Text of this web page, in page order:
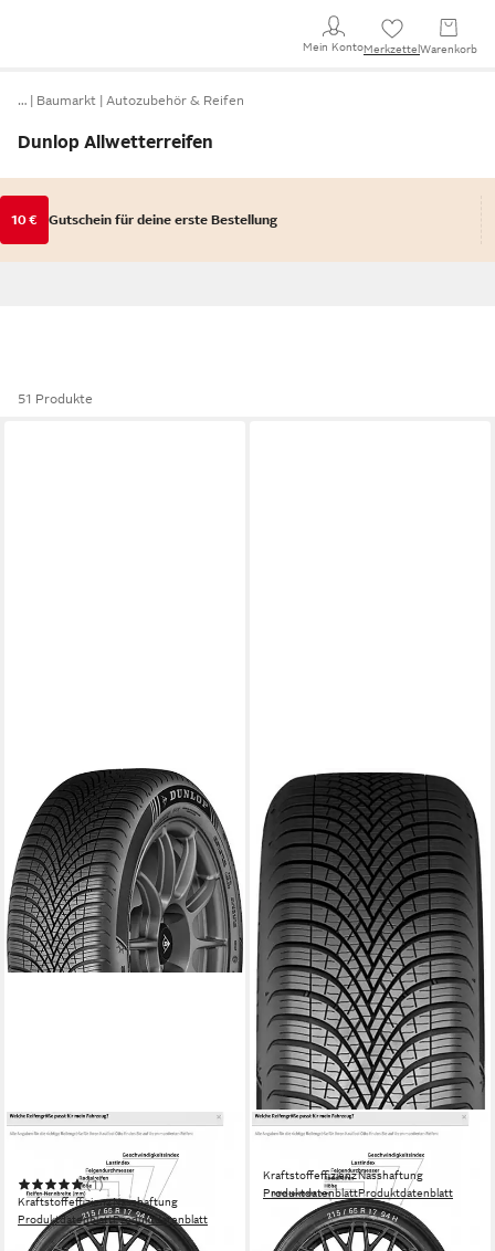
Mein KontoMerkzettel Warenkorb
… Baumarkt Autozubehör & Reifen
Dunlop Allwetterreifen
10 € Gutschein für deine erste Bestellung
51 Produkte
DUNLOP
Ganzjahresreifen DUNLOP
(1)
Kraftstoffeffizienz
Produktdatenblatt
Nasshaftung
Produktdatenblatt
ab 96,99 €
DUNLOP
Ganzjahresreifen DUNLOP
Kraftstoffeffizienz
Produktdatenblatt
Nasshaftung
Produktdatenblatt
ab 96,99 €
in 4-5 Werktagen bei dir